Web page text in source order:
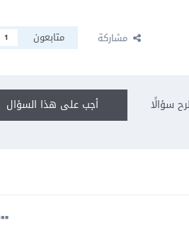
مشاركة متابعون 1
أجب على هذا السؤال سؤالًا